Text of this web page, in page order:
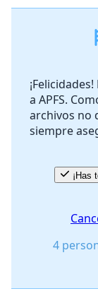
Agregar
a APFS.
archivos no
siempre
¡Has
4